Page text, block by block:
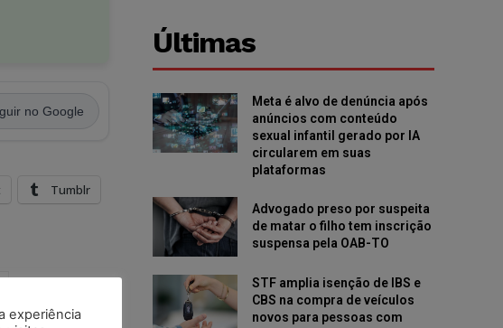
no Google
Tumblr
Últimas
Meta é alvo de denúncia após
anúncios com conteúdo
sexual infantil gerado por IA
circularem em suas
plataformas
Advogado preso por suspeita
de matar o filho tem inscrição
suspensa pela OAB-TO
STF amplia isenção de IBS e
CBS na compra de veículos
novos para pessoas com
experiência